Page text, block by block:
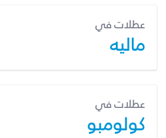
عطلات في
ماليه
عطلات في
كولومبو